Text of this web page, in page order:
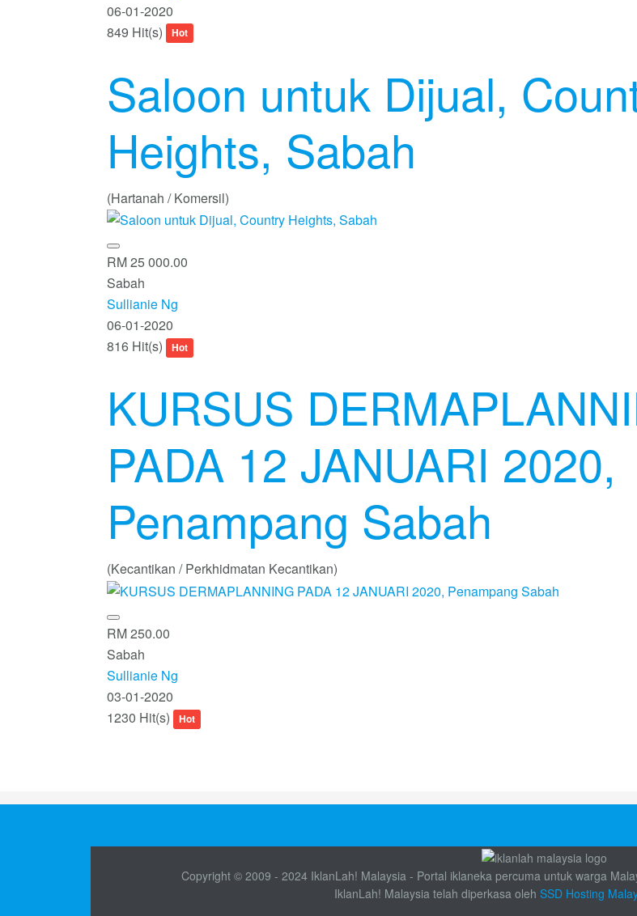
06-01-2020
849 Hit(s)
Hot
Saloon untuk Dijual,
Heights, Sabah
(Hartanah / Komersil)
RM 25 000.00
Sabah
Sullianie Ng
06-01-2020
816 Hit(s)
Hot
KURSUS
PADA 12 JANUARI 2020,
Penampang Sabah
(Kecantikan / Perkhidmatan Kecantikan)
RM 250.00
Sabah
Sullianie Ng
03-01-2020
1230 Hit(s)
Hot
Copyright © 2009 - 2024 IklanLah! Malaysia - Portal iklaneka percuma untuk warga
IklanLah! Malaysia telah diperkasa oleh SSD Hosting